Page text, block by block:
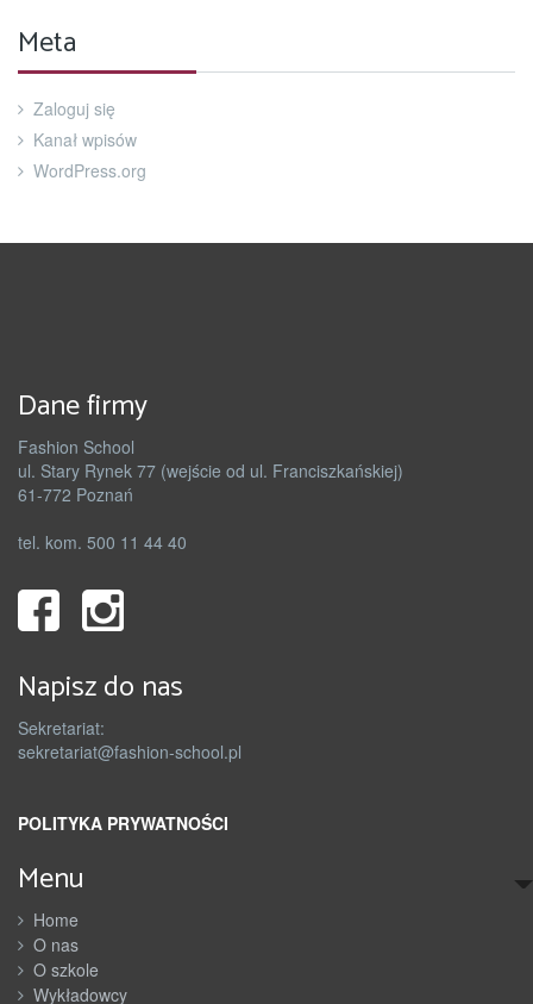
Meta
Zaloguj się
Kanał wpisów
WordPress.org
Dane firmy
Fashion School
ul. Stary Rynek 77 (wejście od ul. Franciszkańskiej)
61-772 Poznań
tel. kom. 500 11 44 40
Napisz do nas
Sekretariat:
sekretariat@fashion-school.pl
POLITYKA PRYWATNOŚCI
Menu
Home
O nas
O szkole
Wykładowcy